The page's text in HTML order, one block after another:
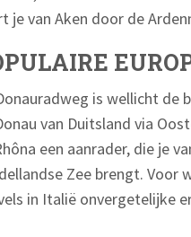
je van Aken door de
is wellicht de
van Duitsland via
een aanrader, die je
Zee brengt. Voor
in Italië onvergetelijke